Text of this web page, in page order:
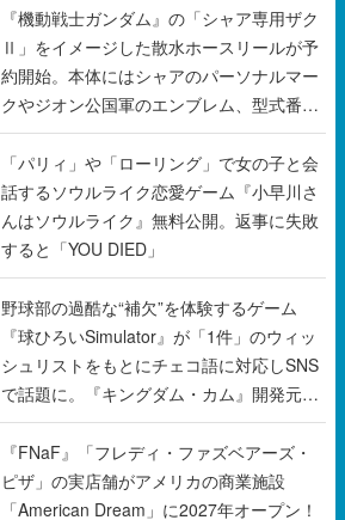
クやジオン公国軍のエンブレム、型式番号
などを配置
「パリィ」や「ローリング」で女の子と会
話するソウルライク恋愛ゲーム『小早川さ
んはソウルライク』無料公開。返事に失敗
すると「YOU DIED」
野球部の過酷な“補欠”を体験するゲーム
『球ひろいSimulator』が「1件」のウィッ
シュリストをもとにチェコ語に対応しSNS
で話題に。『キングダム・カム』開発元や
チェコのプロ野球選手から称賛の声
『FNaF』「フレディ・ファズベアーズ・
ピザ」の実店舗がアメリカの商業施設
「American Dream」に2027年オープン！
ScottGamesとの共同開発、食事だけでな
くステージショーや没入型のホラー体験も
楽しめる